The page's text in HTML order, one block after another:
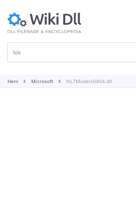
Hem Microsoft NL7Models0404.dll